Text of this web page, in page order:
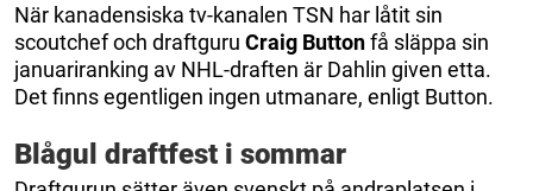
När kanadensiska tv-kanalen TSN har låtit sin
scoutchef och draftguru Craig Buttonfå släppa sin
januariranking av NHL-draften är Dahlin given etta.
Det finns egentligen ingen utmanare, enligt Button.
Blågul draftfest i sommar